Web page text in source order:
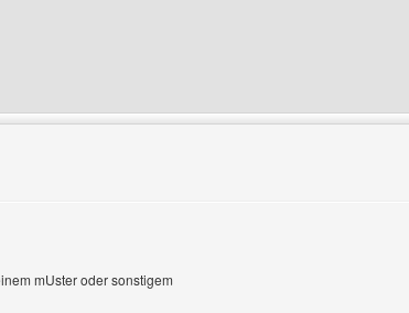
sittich-und-papagei
mUster oder sonstigem